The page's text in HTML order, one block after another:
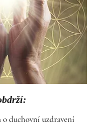
o duchovní uzdravení